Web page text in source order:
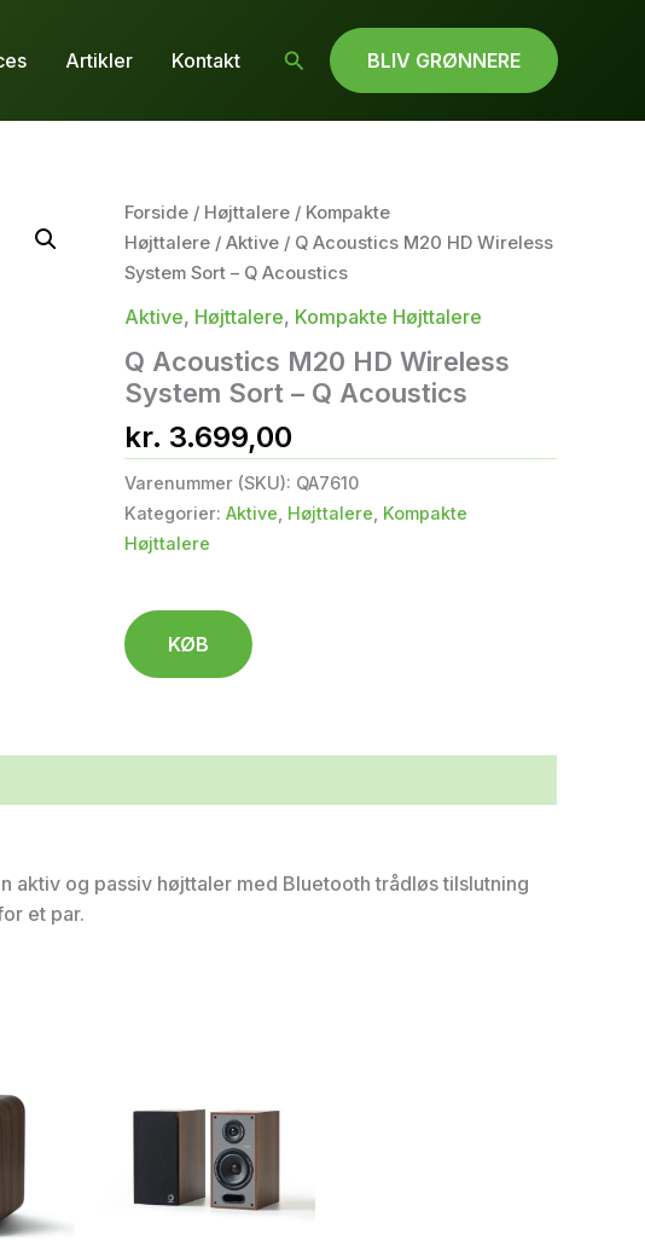
Artikler Kontakt Søg BLIV GRØNNERE
Forside/ Højttalere/ Kompakte
Højttalere/ Aktive/ Q Acoustics M20 HD Wireless
System Sort – Q Acoustics
Aktive, Højttalere, Kompakte Højttalere
Q Acoustics M20 HD Wireless
System Sort – Q Acoustics
kr. 3.699,00
Varenummer (SKU): QA7610
Kategorier: Aktive Højttalere Kompakte
Højttalere
KØB
og passiv højttaler med Bluetooth trådløs tilslutning
et par.